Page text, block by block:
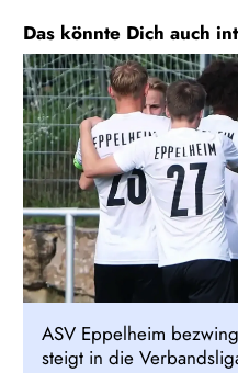
Das könnte Dich auch
ASV Eppelheim
steigt in die